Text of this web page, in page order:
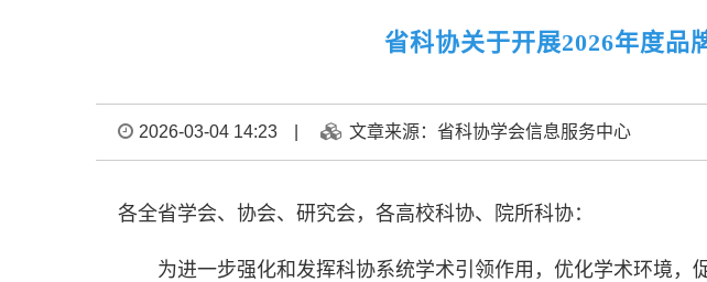
省科协关于开展2026年度品
2026-03-04 14:23 文章来源：省科协学会信息服务中心
各全省学会、协会、研究会，各高校科协、院所科协：
为进一步强化和发挥科协系统学术引领作用，优化学术环境